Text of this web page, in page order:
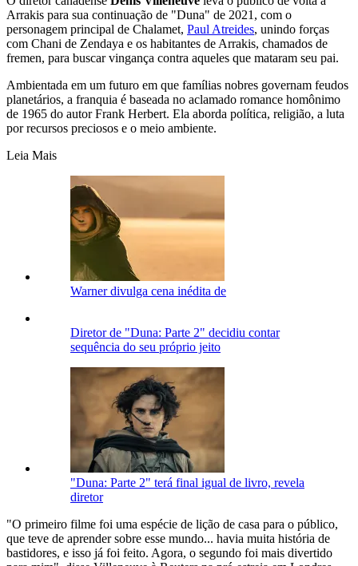
Arrakis para sua continuação de "Duna" de 2021, com o
personagem principal de Chalamet, Paul Atreides, unindo forças
com Chani de Zendaya e os habitantes de Arrakis, chamados de
fremen, para buscar vingança contra aqueles que mataram seu pai.
Ambientada em um futuro em que famílias nobres governam feudos
planetários, a franquia é baseada no aclamado romance homônimo
de 1965 do autor Frank Herbert. Ela aborda política, religião, a luta
por recursos preciosos e o meio ambiente.
Leia Mais
Warner divulga cena inédita de
Diretor de "Duna: Parte 2" decidiu contar
sequência do seu próprio jeito
"Duna: Parte 2" terá final igual de livro, revela
diretor
"O primeiro filme foi uma espécie de lição de casa para o público,
que teve de aprender sobre esse mundo... havia muita história de
bastidores, e isso já foi feito. Agora, o segundo foi mais divertido